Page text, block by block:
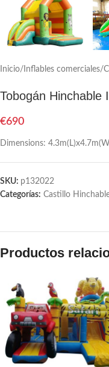
Inicio/ Inflables comerciales/
Tobogán Hinchable
€690
Dimensions:
SKU: p132022
Categorías: Castillo
Productos